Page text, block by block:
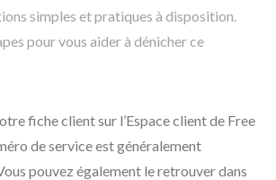
simples et pratiques à disposition.
pour vous aider à dénicher ce
fiche client sur l’Espace client de Free
de service est généralement
pouvez également le retrouver dans